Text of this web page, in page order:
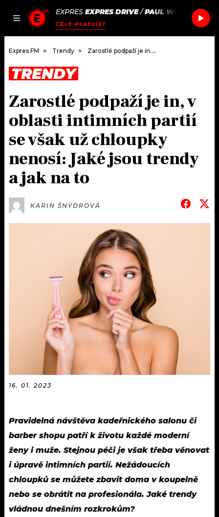
JAK
SEZNAM.CZ
EXPRES EXPRES DRIVE/PAUL WOOLFORD
CELÝ PLAYLIST
DOMŮ
ČLÁNKY
HUDBA
ROZHOVORY
#NEBUDUDOMA
KALENDÁŘ
KULTURA
OSTATNÍ
PODCASTY
JAK NALADIT
RÁDIO
APLIKACE
JAK NALADIT
SOUTĚŽE
Expres FM Trendy Zarostlé podpaží je in, v oblasti intimních partií se však už chloupky nenosí: Jaké jsou trendy a jak na to
TRENDY
Zarostlé podpaží je in, v
oblasti intimních partií
se však už chloupky
nenosí: Jaké jsou trendy
a jak na to
KARIN ŠNÝDROVÁ
16. 01. 2023
Pravidelná návštěva kadeřnického salonu či
barber shopu patří k životu každé moderní
ženy i muže. Stejnou péči je však třeba věnovat
i úpravě intimních partií. Nežádoucích
chloupků se můžete zbavit doma v koupelně
nebo se obrátit na profesionála. Jaké trendy
vládnou dnešním rozkrokům?